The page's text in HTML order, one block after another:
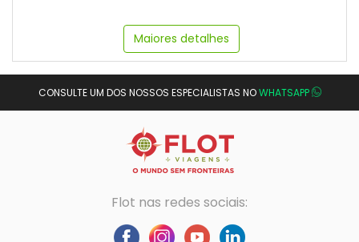
Maiores detalhes
CONSULTE UM DOS NOSSOS ESPECIALISTAS NOWHATSAPP
Flot nas redes sociais: